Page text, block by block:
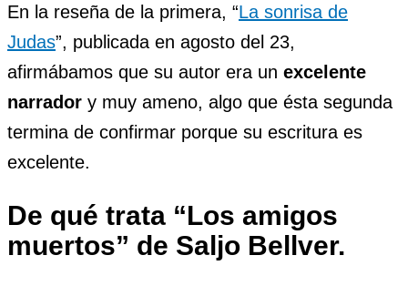
En la reseña de la primera, “La sonrisa de
Judas”, publicada en agosto del 23,
afirmábamos que su autor era un excelente
narrador y muy ameno, algo que ésta segunda
termina de confirmar porque su escritura es
excelente.
De qué trata “Los amigos
muertos” de Saljo Bellver.